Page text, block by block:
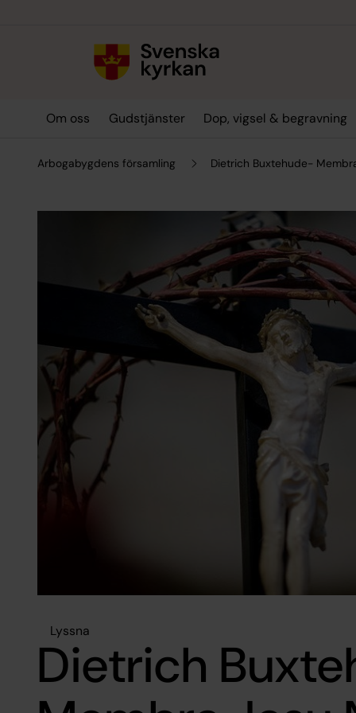
Om oss Gudstjänster Dop, vigsel & begravning
Arbogabygdens församling Dietrich Buxtehude-
Lyssna
Dietrich